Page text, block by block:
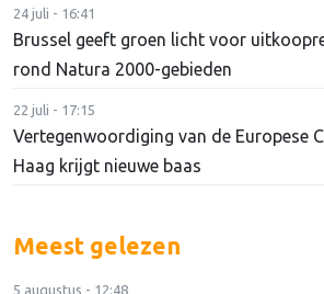
24 juli - 16:41
Brussel geeft groen licht voor
rond Natura 2000-gebieden
22 juli - 17:15
Vertegenwoordiging van de Europese
Haag krijgt nieuwe baas
Meest gelezen
5 augustus - 12:48